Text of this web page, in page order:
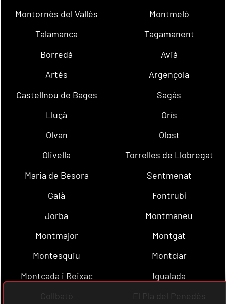
Montornès del Vallès
Montmeló
Talamanca
Tagamanent
Borredà
Avià
Artés
Argençola
Castellnou de Bages
Sagàs
Lluçà
Orís
Olvan
Olost
Olivella
Torrelles de Llobregat
Maria de Besora
Sentmenat
Gaià
Fontrubí
Jorba
Montmaneu
Montmajor
Montgat
Montesquiu
Montclar
Montcada i Reixac
Igualada
Collbató
El Pla del Penedès